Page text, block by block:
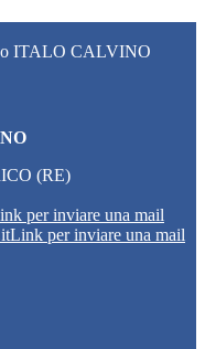
ITALO CALVINO
(RE)
per inviare una mail
Link per inviare una mail